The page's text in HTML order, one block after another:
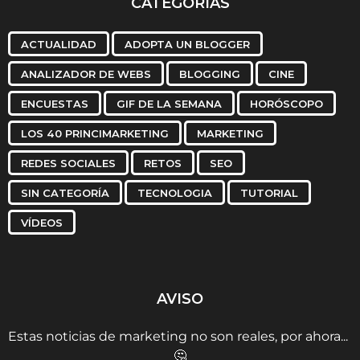
ACTUALIDAD ADOPTA UN BLOGGER
ANALIZADOR DE WEBS BLOGGING CINE
ENCUESTAS GIF DE LA SEMANA HORÓSCOPO
LOS 40 PRINCIMARKETING MARKETING
REDES SOCIALES RETOS SEO
SIN CATEGORÍA TECNOLOGIA TUTORIAL
VÍDEOS
AVISO
Estas noticias de marketing no son reales, por ahora...
🤔